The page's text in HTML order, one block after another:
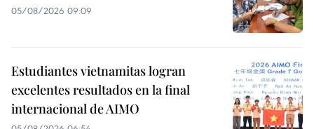
05/08/2026 09:09
Estudiantes vietnamitas logran
excelentes resultados en la final
internacional de AIMO